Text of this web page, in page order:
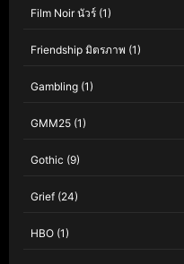
Film Noir นัวร์ (1)
Friendship มิตรภาพ (1)
Gambling (1)
GMM25 (1)
Gothic (9)
Grief (24)
HBO (1)